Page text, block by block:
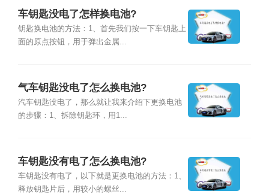
车钥匙没电了怎样换电池?
钥匙换电池的方法：1、首先我们按一下车钥匙上
面的原点按钮，用于弹出金属...
气车钥匙没电了怎么换电池?
汽车钥匙没电了，那么就让我来介绍下更换电池
的步骤：1、拆除钥匙环，用1...
车钥匙没有电了怎么换电池?
车钥匙没有电了，以下就是更换电池的方法：1、
释放钥匙片后，用较小的螺丝...